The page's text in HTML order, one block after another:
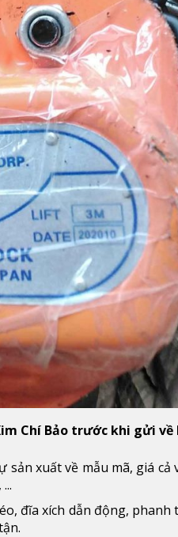
Chí Bảo trước khi gửi về
xuất về mẫu mã, giá cả
đĩa xích dẫn động, phanh